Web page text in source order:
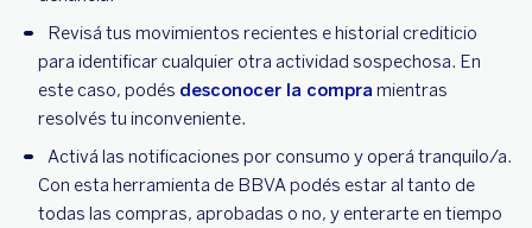
Revisá tus movimientos recientes e historial crediticio
para identificar cualquier otra actividad sospechosa. En
este caso, podés desconocer la compra mientras
resolvés tu inconveniente.
Activá las notificaciones por consumo y operá tranquilo/a.
Con esta herramienta de BBVA podés estar al tanto de
todas las compras, aprobadas o no, y enterarte en tiempo